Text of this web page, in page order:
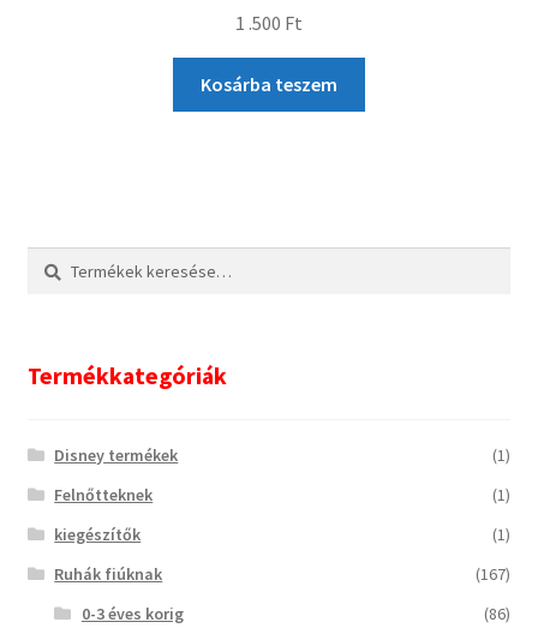
1 .500 Ft
Kosárba teszem
Keresés
Keresés
Termékkategóriák
Disney termékek
(1)
Felnőtteknek
(1)
kiegészítők
(1)
Ruhák fiúknak
(167)
0-3 éves korig
(86)